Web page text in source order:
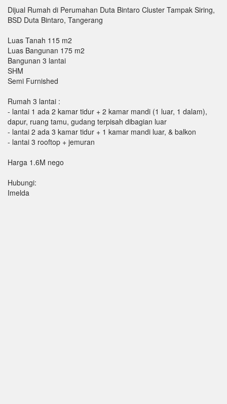
Dijual Rumah di Perumahan Duta Bintaro Cluster Tampak Siring,
BSD Duta Bintaro, Tangerang
Luas Tanah 115 m2
Luas Bangunan 175 m2
Bangunan 3 lantai
SHM
Semi Furnished
Rumah 3 lantai :
- lantai 1 ada 2 kamar tidur + 2 kamar mandi (1 luar, 1 dalam),
dapur, ruang tamu, gudang terpisah dibagian luar
- ⁠lantai 2 ada 3 kamar tidur + 1 kamar mandi luar, & balkon
- ⁠lantai 3 rooftop + jemuran
Harga 1.6M nego
Hubungi:
Imelda